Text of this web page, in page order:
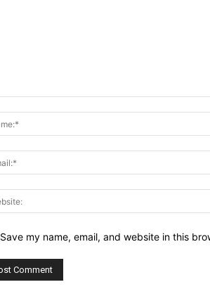
Save my name, email, and website in this